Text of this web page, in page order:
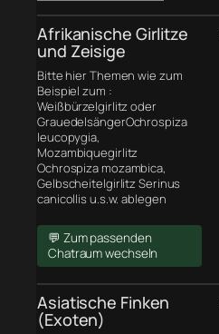
Afrikanische Girlitze
und Zeisige
Bitte hier Themen wie zum
Beispiel zum :
Weißbürzelgirlitz oder
GrauedelsängerOchrospiza
leucopygia,
Mozambiquegirlitz
Ochrospiza mozambica,
Gelbscheitelgirlitz Serinus
canicollis u.s.w. ablegen
💬 Zum passenden
Chatraum wechseln
Asiatische Finken
(Exoten)